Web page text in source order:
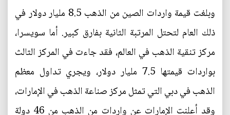
وبلغت قيمة واردات الصين من الذهب 8.5 مليار دولار في
ذلك العام لتحتل المرتبة الثانية بفارق كبير. أما سويسرا،
مركز تنقية الذهب في العالم، فقد جاءت في المركز الثالث
بواردات قيمتها 7.5 مليار دولار، ويجري تداول معظم
الذهب في دبي التي تمثل مركز صناعة الذهب في الإمارات،
وقد أعلنت الإمارات عن واردات من الذهب من 46 دولة